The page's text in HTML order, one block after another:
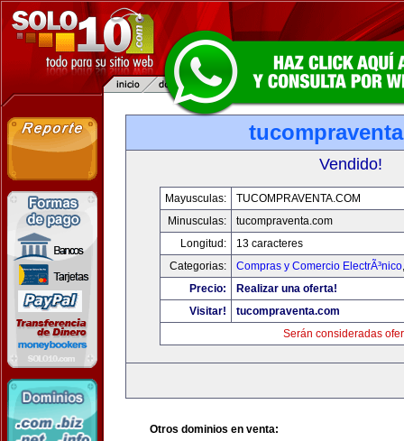
Vendido!
Mayusculas:
TUCOMPRAVENTA.COM
Minusculas:
tucompraventa.com
Longitud:
13 caracteres
Categorias:
Compras y Comercio ElectrÃ³nico
Precio:
Realizar una oferta!
Visitar!
tucompraventa.com
Serán consideradas
Otros dominios en venta: